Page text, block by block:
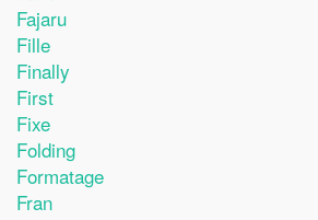
Fajaru
Fille
Finally
First
Fixe
Folding
Formatage
Fran